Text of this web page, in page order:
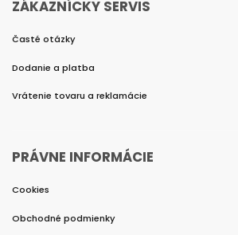
ZÁKAZNÍCKY SERVIS
Časté otázky
Dodanie a platba
Vrátenie tovaru a reklamácie
PRÁVNE INFORMÁCIE
Cookies
Obchodné podmienky